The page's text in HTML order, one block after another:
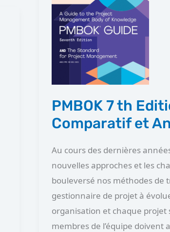
PMBOK 7 th
Comparatif et
Au cours des dernières
nouvelles approches et les
bouleversé nos méthodes de
gestionnaire de projet à
organisation et chaque projet
membres de l’équipe doivent
Edition
Guide
Nouveautés,
Comparatif
et
Analyse